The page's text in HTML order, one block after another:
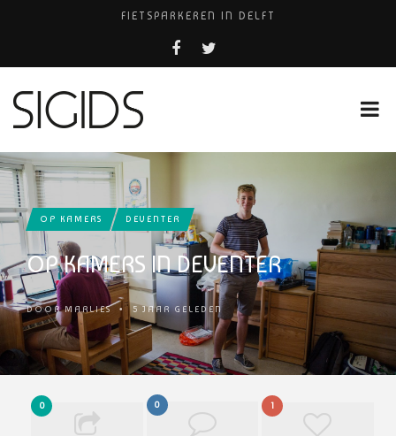
FIETSPARKEREN IN DELFT
PIZZERIA POMPEÏ ￼
BELEEF DE MAGIE VAN FILM BIJ KINEPOLIS
OP KAMERS DEVENTER
OP KAMERS IN DEVENTER
DOORMARLIES • 5 JAAR GELEDEN
0 0 1